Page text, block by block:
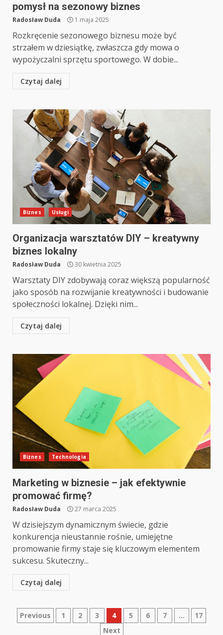
pomysł na sezonowy biznes
Radosław Duda 1 maja 2025
Rozkręcenie sezonowego biznesu może być
strzałem w dziesiątkę, zwłaszcza gdy mowa o
wypożyczalni sprzętu sportowego. W dobie...
Czytaj dalej
Biznes Usługi
Organizacja warsztatów DIY – kreatywny
biznes lokalny
Radosław Duda 30 kwietnia 2025
Warsztaty DIY zdobywają coraz większą popularność
jako sposób na rozwijanie kreatywności i budowanie
społeczności lokalnej. Dzięki nim...
Czytaj dalej
Biznes Technologia
Marketing w biznesie – jak efektywnie
promować firmę?
Radosław Duda 27 marca 2025
W dzisiejszym dynamicznym świecie, gdzie
konkurencja nieustannie rośnie, umiejętne
promowanie firmy staje się kluczowym elementem
sukcesu. Skuteczny...
Czytaj dalej
Nawigacja
Previous 1 2 3 4 5 6 7 …
17
Next